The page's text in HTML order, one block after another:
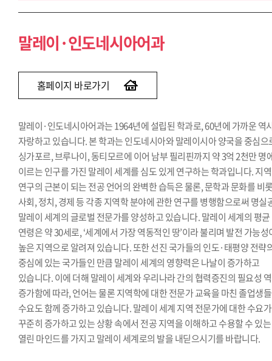
말레이·인도네시아어과
태국학과
인도어과
튀르키예·아제르바이잔학과
몽골어과
말레이·인도네시아어과
홈페이지 바로가기
말레이·인도네시아어과는 1964년에 설립된 학과로, 60년에 가까운 역
자랑하고 있습니다. 본 학과는 인도네시아와 말레이시아 양국을 중심으
싱가포르, 브루나이, 동티모르에 이어 남부 필리핀까지 약 3억 2천만 명
이르는 인구를 가진 말레이 세계를 심도 있게 연구하는 학과입니다. 지
연구의 근본이 되는 전공 언어의 완벽한 습득은 물론, 문학과 문화를 비
사회, 정치, 경제 등 각종 지역학 분야에 관한 연구를 병행함으로써 명실
말레이 세계의 글로벌 전문가를 양성하고 있습니다. 말레이 세계의 평균
연령은 약 30세로, ‘세계에서 가장 역동적인 땅’이라 불리며 발전 가능성
높은 지역으로 알려져 있습니다. 또한 선진 국가들의 인도·태평양 전략
중심에 있는 국가들인 만큼 말레이 세계의 영향력은 나날이 증가하고
있습니다. 이에 더해 말레이 세계와 우리나라 간의 협력증진의 필요성
증가함에 따라, 언어는 물론 지역학에 대한 전문가 교육을 마친 졸업생
수요도 함께 증가하고 있습니다. 말레이 세계 지역 전문가에 대한 수요가
꾸준히 증가하고 있는 상황 속에서 전공 지역을 이해하고 수용할 수 있는
열린 마인드를 가지고 말레이 세계로의 발을 내딛으시기를 바랍니다.